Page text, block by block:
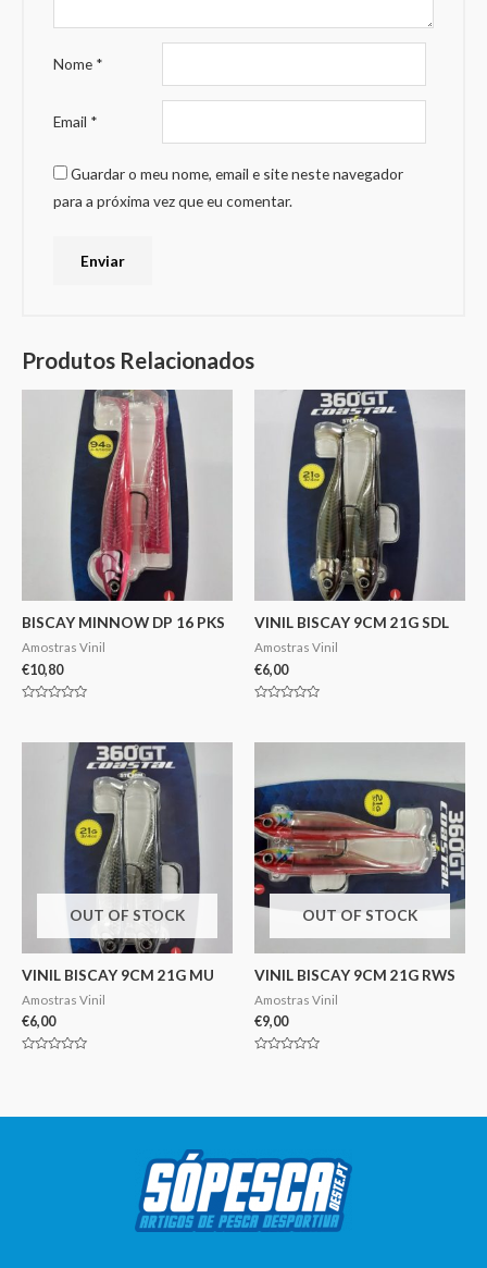
Nome *
Email *
Guardar o meu nome, email e site neste navegador
para a próxima vez que eu comentar.
Produtos Relacionados
BISCAY MINNOW DP 16 PKS
Amostras Vinil
€10,80
5
VINIL BISCAY 9CM 21G SDL
Amostras Vinil
€6,00
5
OUT OF STOCK
VINIL BISCAY 9CM 21G MU
Amostras Vinil
€6,00
OUT OF STOCK
VINIL BISCAY 9CM 21G RWS
Amostras Vinil
€9,00